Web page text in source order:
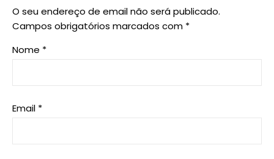
O seu endereço de email não será publicado.
Campos obrigatórios marcados com *
Nome *
Email *